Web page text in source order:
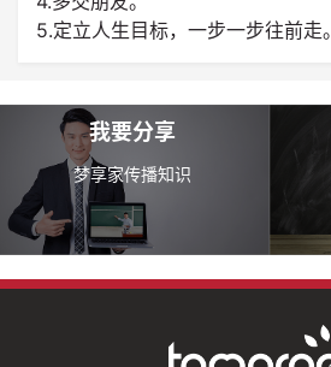
5.定立人生目标，一步一步往前走。
我要分享
梦享家传播知识